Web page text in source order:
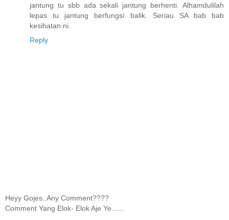
jantung tu sbb ada sekali jantung berhenti. Alhamdulilah
lepas tu jantung berfungsi balik. Seriau SA bab bab
kesihatan ni.
Reply
Heyy Gojes..Any Comment????
Comment Yang Elok- Elok Aje Ye......